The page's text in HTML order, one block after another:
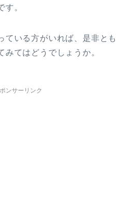
す。
ている方がいれば、是非とも
てはどうでしょうか。
ンサーリンク